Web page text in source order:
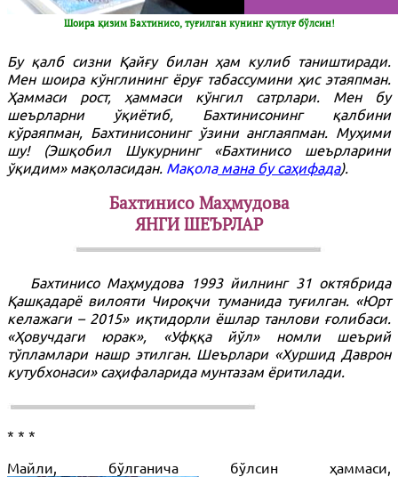
Шоира қизим Бахтинисо, туғилган кунинг қутлуғ бўлсин!
Бу қалб сизни Қайғу билан ҳам кулиб таништиради.
Мен шоира кўнглининг ёруғ табассумини ҳис этаяпман.
Ҳаммаси рост, ҳаммаси кўнгил сатрлари. Мен бу
шеърларни ўқиётиб, Бахтинисонинг қалбини
кўраяпман, Бахтинисонинг ўзини англаяпман. Муҳими
шу! (Эшқобил Шукурнинг «Бахтинисо шеърларини
ўқидим» мақоласидан. Мақоламана бу саҳифада).
Бахтинисо Маҳмудова
ЯНГИ ШЕЪРЛАР
Бахтинисо Маҳмудова 1993 йилнинг 31 октябрида
Қашқадарё вилояти Чироқчи туманида туғилган. «Юрт
келажаги – 2015» иқтидорли ёшлар танлови ғолибаси.
«Ҳовучдаги юрак», «Уфққа йўл» номли шеърий
тўпламлари нашр этилган. Шеърлари «Хуршид Даврон
кутубхонаси» саҳифаларида мунтазам ёритилади.
* * *
Майли, бўлганича бўлсин ҳаммаси,